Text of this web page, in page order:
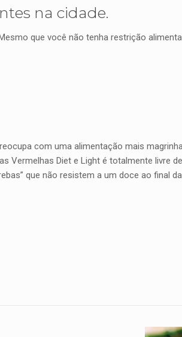
na cidade.
que você não tenha restrição
com uma alimentação mais
Vermelhas Diet e Light é totalmente livre
que não resistem a um doce ao final